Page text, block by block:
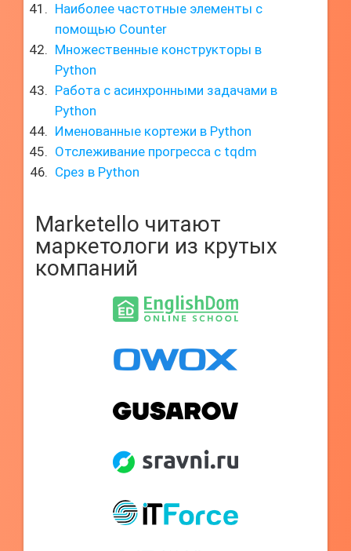
Наиболее частотные элементы с
помощью Counter
Множественные конструкторы в
Python
Работа с асинхронными задачами в
Python
Именованные кортежи в Python
Отслеживание прогресса с tqdm
Срез в Python
Marketello читают
маркетологи из крутых
компаний